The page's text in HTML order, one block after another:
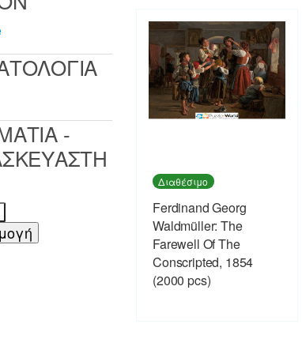
Διαθέσιμο
Ferdinand Georg
Waldmüller: The
Farewell Of The
Conscripted, 1854
(2000 pcs)
-
-